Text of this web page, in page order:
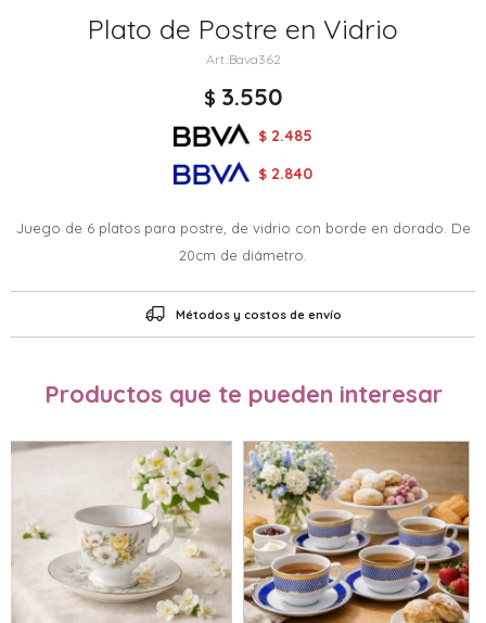
Plato de Postre en Vidrio
Bava362
$ 3.550
$ 2.485
$ 2.840
Juego de 6 platos para postre, de vidrio con borde en dorado. De
20cm de diámetro.
Métodos y costos de envío
Productos que te pueden interesar